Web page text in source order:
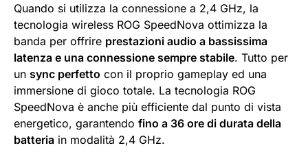
Quando si utilizza la connessione a 2,4 GHz, la
tecnologia wireless ROG SpeedNova ottimizza la
banda per offrire prestazioni audio a bassissima
latenza e una connessione sempre stabile. Tutto per
un sync perfetto con il proprio gameplay ed una
immersione di gioco totale. La tecnologia ROG
SpeedNova è anche più efficiente dal punto di vista
energetico, garantendo fino a 36 ore di durata della
batteria in modalità 2,4 GHz.